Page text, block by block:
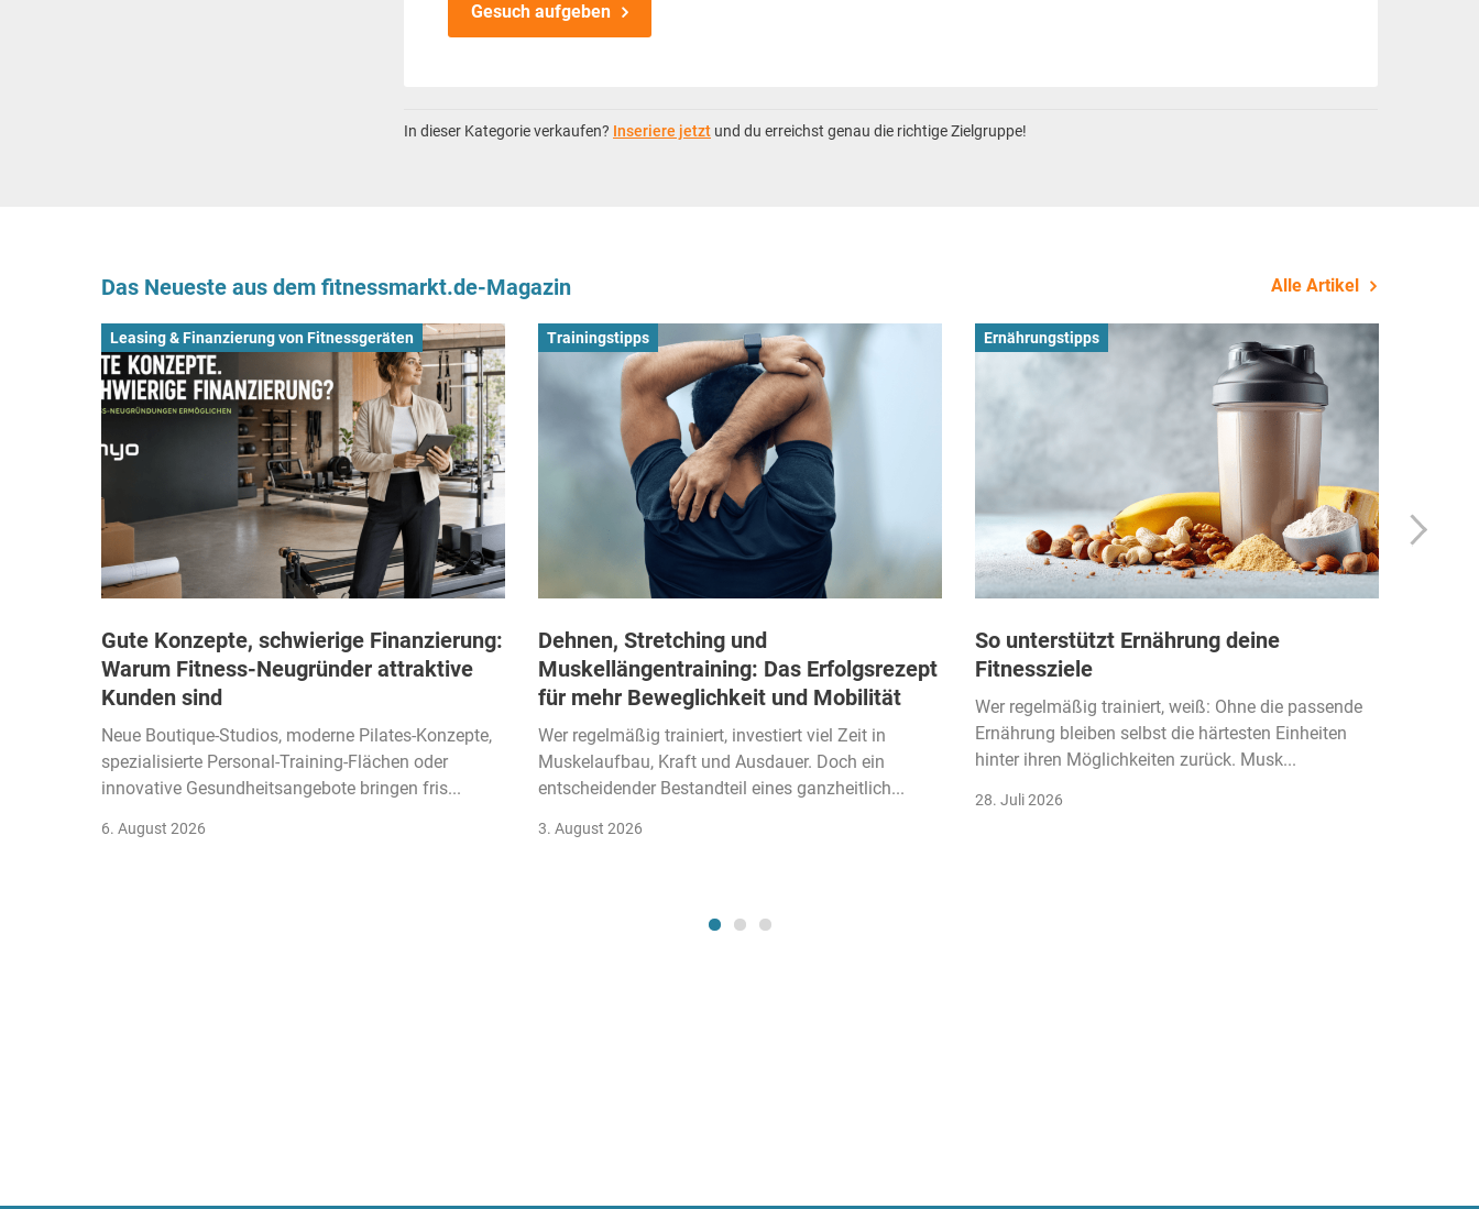
Gesuch aufgeben
In dieser Kategorie verkaufen? Inseriere jetzt und du erreichst genau die richtige Zielgruppe!
Das Neueste aus dem fitnessmarkt.de-Magazin Alle Artikel
Leasing & Finanzierung von Fitnessgeräten
Gute Konzepte, schwierige Finanzierung:
Warum Fitness-Neugründer attraktive
Kunden sind
Neue Boutique-Studios, moderne Pilates-Konzepte,
spezialisierte Personal-Training-Flächen oder
innovative Gesundheitsangebote bringen fris...
6. August 2026
Trainingstipps
Dehnen, Stretching und
Muskellängentraining: Das Erfolgsrezept
für mehr Beweglichkeit und Mobilität
Wer regelmäßig trainiert, investiert viel Zeit in
Muskelaufbau, Kraft und Ausdauer. Doch ein
entscheidender Bestandteil eines ganzheitlich...
3. August 2026
Ernährungstipps
So unterstützt Ernährung deine
Fitnessziele
Wer regelmäßig trainiert, weiß: Ohne die passende
Ernährung bleiben selbst die härtesten Einheiten
hinter ihren Möglichkeiten zurück. Musk...
28. Juli 2026